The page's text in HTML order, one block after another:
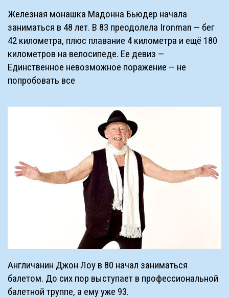
Железная монашка Мадонна Бьюдер начала
заниматься в 48 лет. В 83 преодолела Ironman — бег
42 километра, плюс плавание 4 километра и ещё 180
километров на велосипеде. Ее девиз —
Единственное невозможное поражение — не
попробовать все
Англичанин Джон Лоу в 80 начал заниматься
балетом. До сих пор выступает в профессиональной
балетной труппе, а ему уже 93.